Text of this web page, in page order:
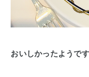
おいしかったようです